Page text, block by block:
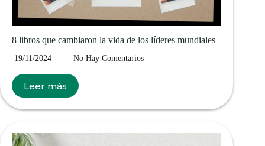
8 libros que cambiaron la vida de los líderes mundiales
19/11/2024 No Hay Comentarios
Leer más